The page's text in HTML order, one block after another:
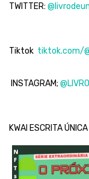
TWITTER:
Tiktok tiktok.com/
INSTAGRAM;
KWAI ESCRITA ÚNICA